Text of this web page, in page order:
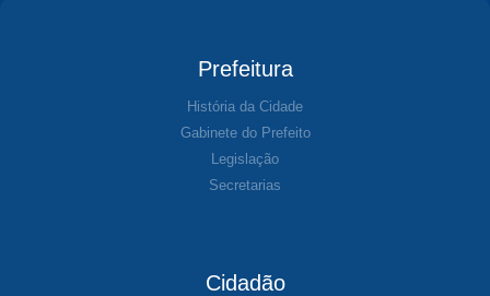
Prefeitura
História da Cidade
Gabinete do Prefeito
Legislação
Secretarias
Cidadão